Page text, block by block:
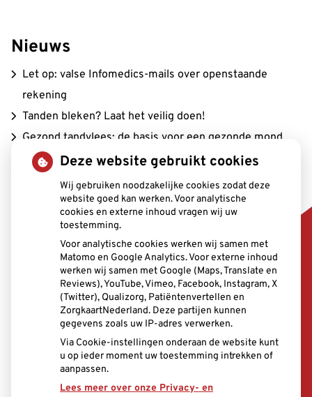
Nieuws
Let op: valse Infomedics-mails over openstaande
rekening
Tanden bleken? Laat het veilig doen!
Gezond tandvlees: de basis voor een gezonde mond
Naar de tandarts in het buitenland? Wees op je hoede!
(Mond)zorgkosten gemaakt in 2025? Check of die
aftrekbaar zijn
U heeft geen toestemming gegeven voor
externe inhoud die nodig is om dit te
Cookie-instellingen wijzigen
Deze website gebruikt cookies
Wij gebruiken noodzakelijke cookies zodat deze
website goed kan werken. Voor analytische
cookies en externe inhoud vragen wij uw
toestemming.
Voor analytische cookies werken wij samen met
Matomo en Google Analytics. Voor externe inhoud
werken wij samen met Google (Maps, Translate en
Reviews), YouTube, Vimeo, Facebook, Instagram, X
(Twitter), Qualizorg, Patiëntenvertellen en
ZorgkaartNederland. Deze partijen kunnen
gegevens zoals uw IP-adres verwerken.
Via Cookie-instellingen onderaan de website kunt
u op ieder moment uw toestemming intrekken of
aanpassen.
Lees meer over onze Privacy- en